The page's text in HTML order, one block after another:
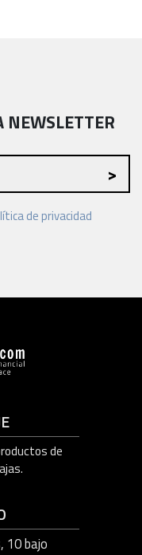
NEWSLETTER
de privacidad
de
10 bajo